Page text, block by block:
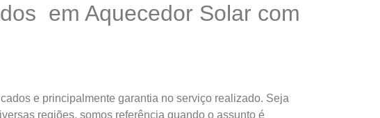
em Aquecedor Solar com
e principalmente garantia no serviço realizado. Seja
regiões, somos referência quando o assunto é